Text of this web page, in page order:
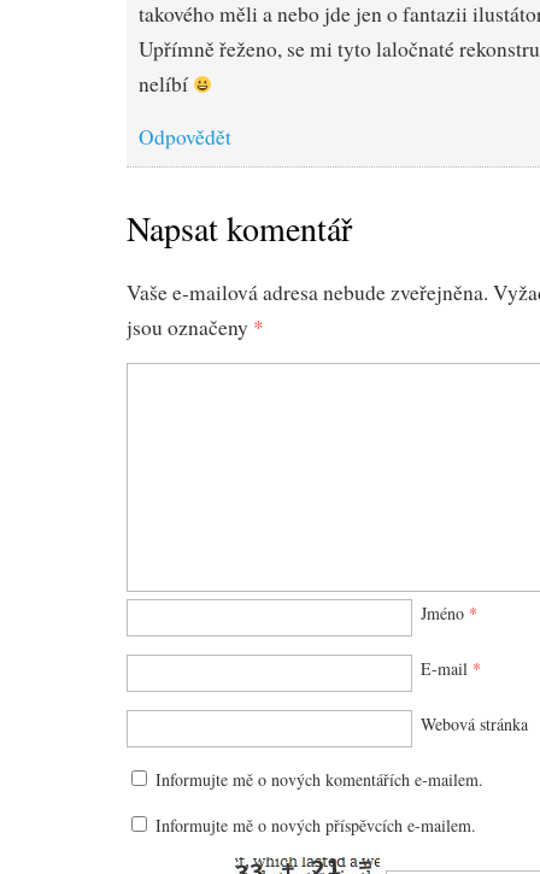
takového měli a nebo jde jen o fantazii
Upřímně řeženo, se mi tyto laločnaté
nelíbí
Odpovědět
Napsat komentář
Vaše e-mailová adresa nebude zveřejněna.
jsou označeny *
Jméno *
E-mail *
Webová stránka
Informujte mě o nových komentářích e-mailem.
Informujte mě o nových příspěvcích e-mailem.